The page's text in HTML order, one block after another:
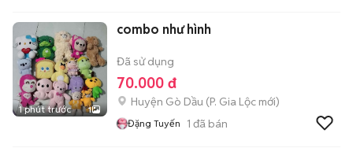
1 phút trước 1
combo như hình
Đã sử dụng
70.000 đ
Huyện Gò Dầu (P. Gia Lộc mới)
Đặng Tuyến 1 đã bán